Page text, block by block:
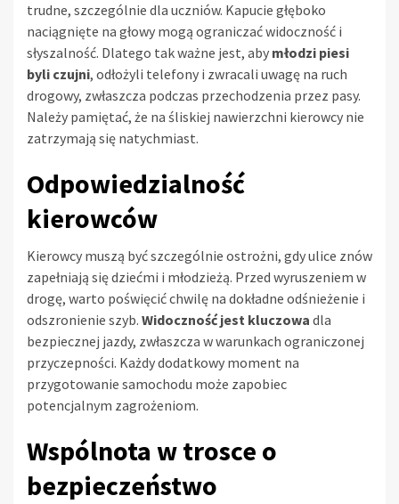
trudne, szczególnie dla uczniów. Kapucie głęboko
naciągnięte na głowy mogą ograniczać widoczność i
słyszalność. Dlatego tak ważne jest, aby młodzi piesi
byli czujni, odłożyli telefony i zwracali uwagę na ruch
drogowy, zwłaszcza podczas przechodzenia przez pasy.
Należy pamiętać, że na śliskiej nawierzchni kierowcy nie
zatrzymają się natychmiast.
Odpowiedzialność
kierowców
Kierowcy muszą być szczególnie ostrożni, gdy ulice znów
zapełniają się dziećmi i młodzieżą. Przed wyruszeniem w
drogę, warto poświęcić chwilę na dokładne odśnieżenie i
odszronienie szyb. Widoczność jest kluczowa dla
bezpiecznej jazdy, zwłaszcza w warunkach ograniczonej
przyczepności. Każdy dodatkowy moment na
przygotowanie samochodu może zapobiec
potencjalnym zagrożeniom.
Wspólnota w trosce o
bezpieczeństwo